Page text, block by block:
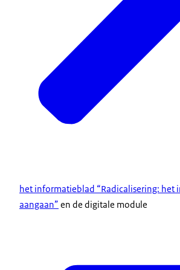
het informatieblad “Radicalisering: het
aangaan” en de digitale module